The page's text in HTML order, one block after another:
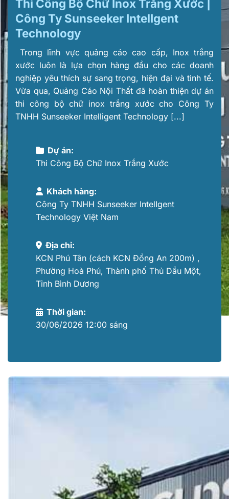
Thi Công Bộ Chữ Inox Trắng Xước |
Công Ty Sunseeker IntelIgent
Technology
Trong lĩnh vực quảng cáo cao cấp, Inox trắng
xước luôn là lựa chọn hàng đầu cho các doanh
nghiệp yêu thích sự sang trọng, hiện đại và tinh tế.
Vừa qua, Quảng Cáo Nội Thất đã hoàn thiện dự án
thi công bộ chữ inox trắng xước cho Công Ty
TNHH Sunseeker Intelligent Technology [...]
Dự án:
Thi Công Bộ Chữ Inox Trắng Xước
Khách hàng:
Công Ty TNHH Sunseeker IntelIgent
Technology Việt Nam
Địa chỉ:
KCN Phú Tân (cách KCN Đồng An 200m) ,
Phường Hoà Phú, Thành phố Thủ Dầu Một,
Tỉnh Bình Dương
Thời gian:
30/06/2026 12:00 sáng